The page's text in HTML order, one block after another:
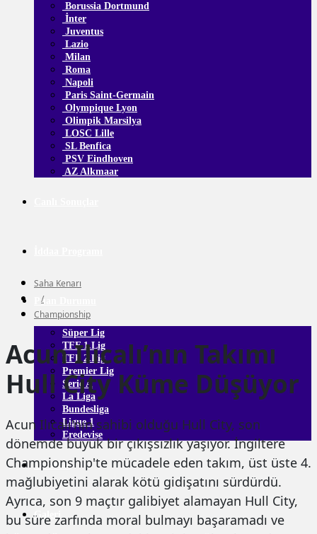
Borussia Dortmund
İnter
Juventus
Lazio
Milan
Roma
Napoli
Paris Saint-Germain
Olympique Lyon
Olimpik Marsilya
LOSC Lille
SL Benfica
PSV Eindhoven
AZ Alkmaar
Puan Durumu
Süper Lig
TFF 1.Lig
TFF 2.Lig
Premier Lig
Serie A
La Liga
Bundesliga
Ligue 1
Eredevise
Yazarlar
Galeri
Saha Kenarı
/
Championship
Acun Ilıcalı’nın Takımı
Hull City Küme Düşüyor
Acun Ilıcalı'nın sahibi olduğu Hull City, son
dönemde büyük bir çıkışsızlık yaşıyor. İngiltere
Championship'te mücadele eden takım, üst üste 4.
mağlubiyetini alarak kötü gidişatını sürdürdü.
Ayrıca, son 9 maçtır galibiyet alamayan Hull City,
bu süre zarfında moral bulmayı başaramadı ve